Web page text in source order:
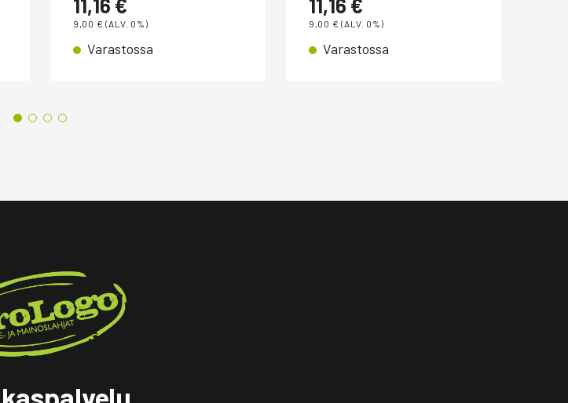
11,16 €
9,00 € (ALV. 0%)
Varastossa
11,16 €
9,00 € (ALV. 0%)
Varastossa